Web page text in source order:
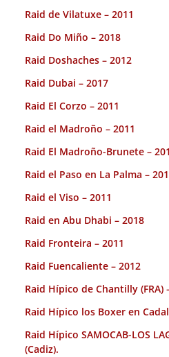
Raid de Vilatuxe – 2011
Raid Do Miño – 2018
Raid Doshaches – 2012
Raid Dubai – 2017
Raid El Corzo – 2011
Raid el Madroño – 2011
Raid El Madroño-Brunete –
Raid el Paso en La Palma –
Raid el Viso – 2011
Raid en Abu Dhabi – 2018
Raid Fronteira – 2011
Raid Fuencaliente – 2012
Raid Hípico de Chantilly (FRA)
Raid Hípico los Boxer en
Raid Hípico SAMOCAB-LOS
(Cadiz).